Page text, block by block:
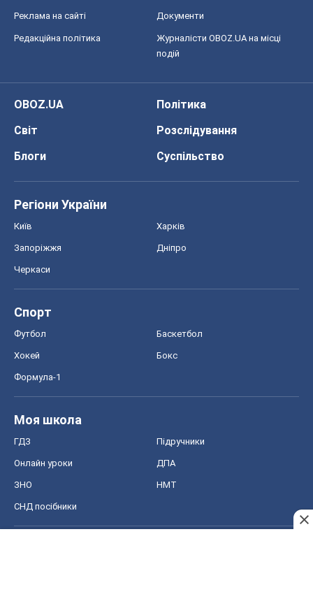
Реклама на сайті Документи
Редакційна політика
Журналісти OBOZ.UA на місці
подій
OBOZ.UA
Політика
Світ
Розслідування
Блоги
Суспільство
Регіони України
Київ Харків
Запоріжжя Дніпро
Черкаси
Спорт
Футбол Баскетбол
Хокей Бокс
Формула-1
Моя школа
ГДЗ Підручники
Онлайн уроки ДПА
ЗНО НМТ
СНД посібники